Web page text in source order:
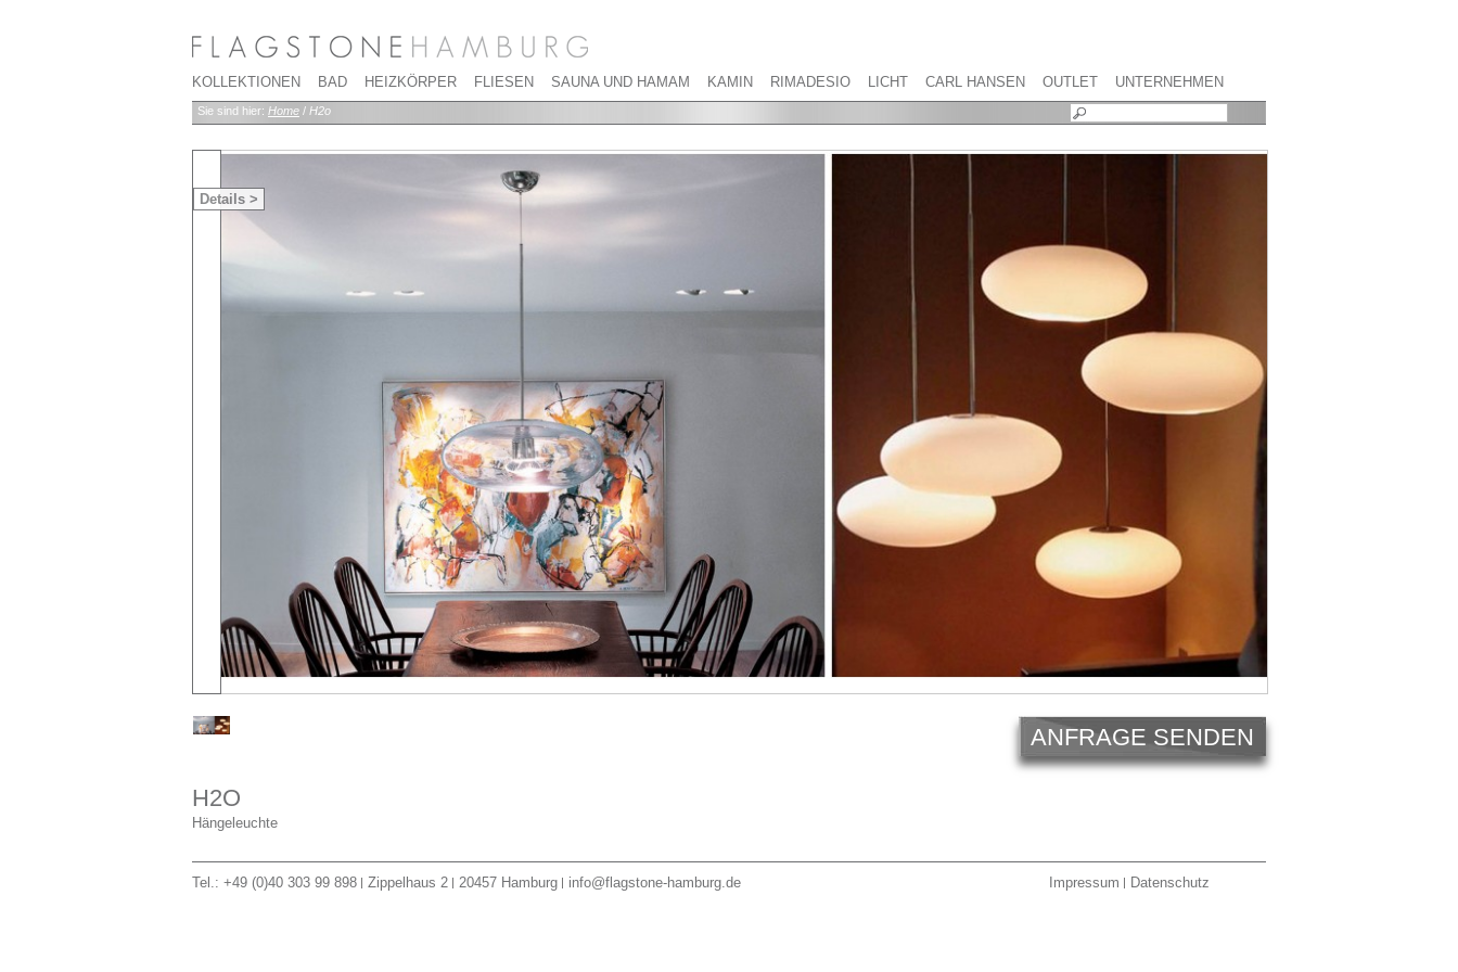
KOLLEKTIONEN BAD HEIZKÖRPER FLIESEN SAUNA UND HAMAM KAMIN RIMADESIO LICHT CARL HANSEN OUTLET UNTERNEHMEN
Sie sind hier: Home / H2o
Details >
ANFRAGE SENDEN
H2O
Hängeleuchte
Tel.: +49 (0)40 303 99 898 Zippelhaus 2 20457 Hamburg info@flagstone-hamburg.de Impressum Datenschutz